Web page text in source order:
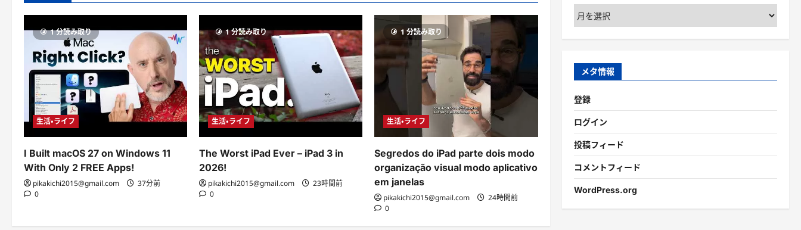
1 分読み取り
生活・ライフ
I Built macOS 27 on Windows 11
With Only 2 FREE Apps!
pikakichi2015@gmail.com
37分前
0
1 分読み取り
生活・ライフ
The Worst iPad Ever – iPad 3 in
2026!
pikakichi2015@gmail.com
23時間前
0
1 分読み取り
生活・ライフ
Segredos do iPad parte dois modo
organização visual modo aplicativo
em janelas
pikakichi2015@gmail.com
24時間前
0
ア
ー
カ
ブ
メタ情報
登録
ログイン
投稿フィード
コメントフィード
WordPress.org